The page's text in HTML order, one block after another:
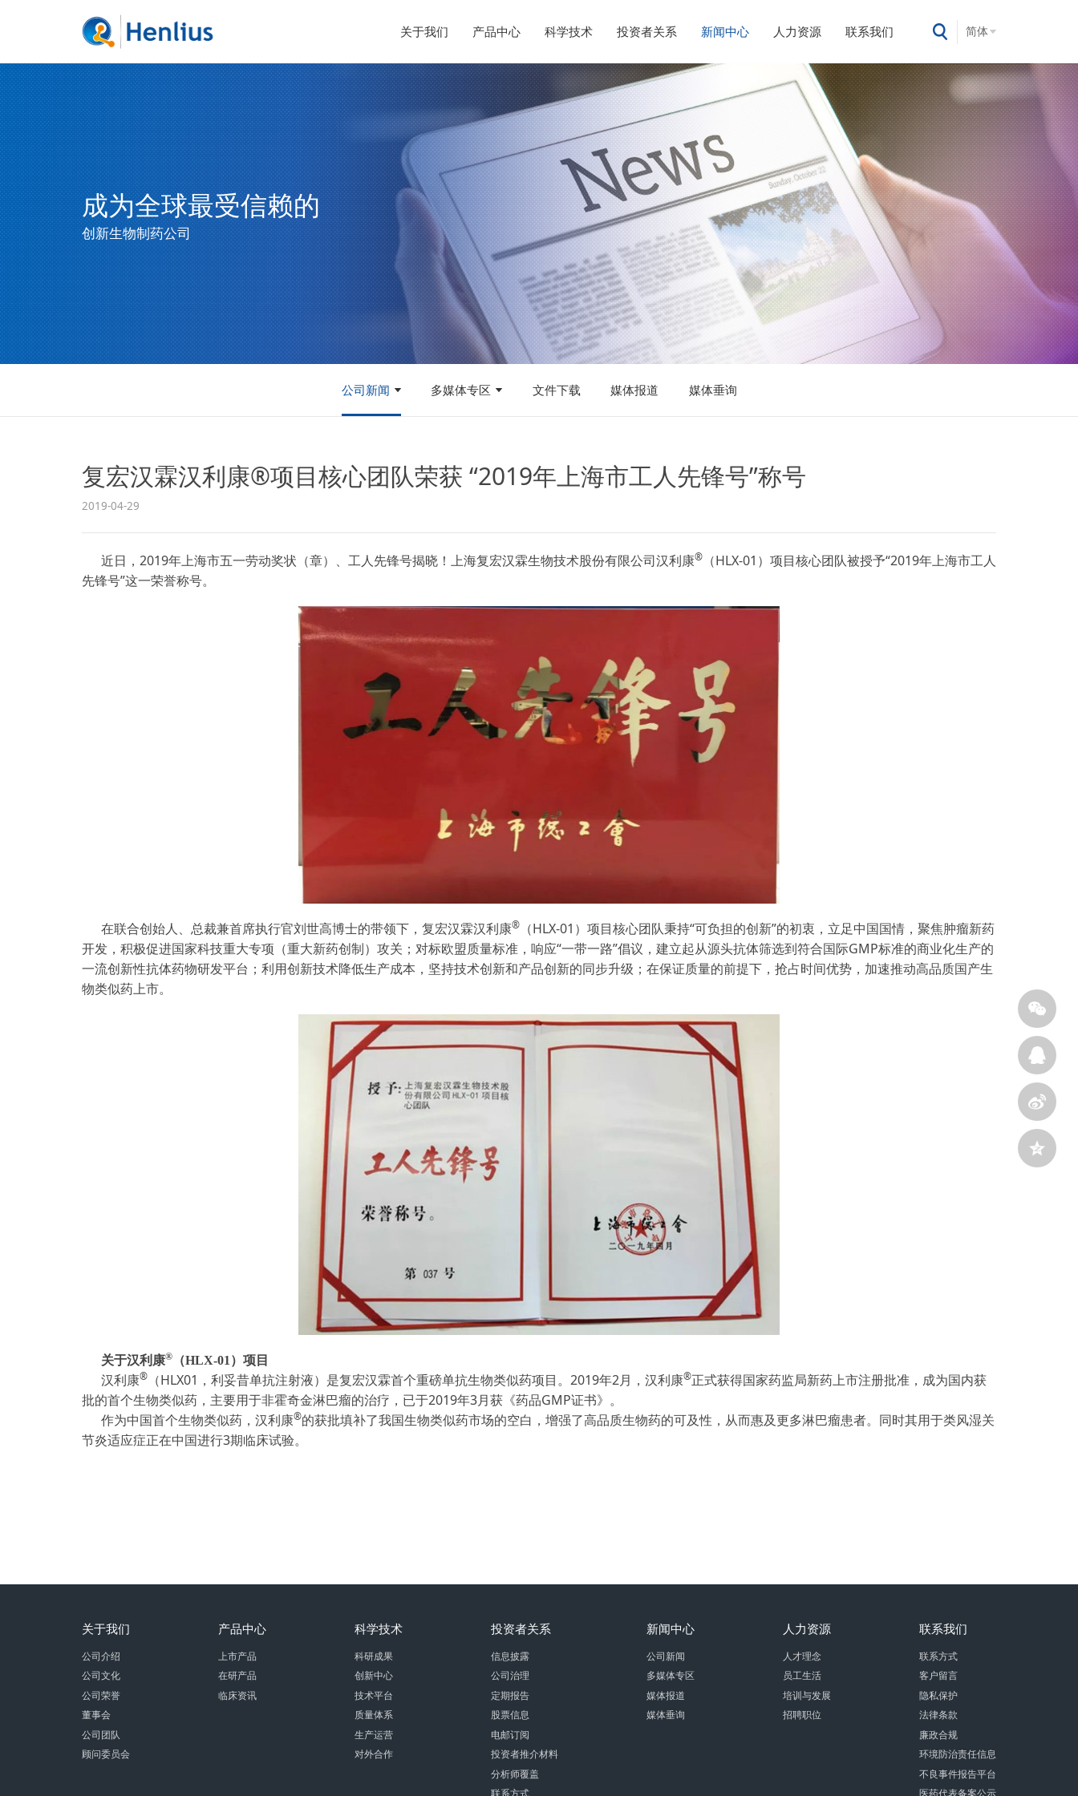
关于我们 产品中心 科学技术 投资者关系 新闻中心 人力资源 联系我们 简体
成为全球最受信赖的
创新生物制药公司
公司新闻 多媒体专区 文件下载 媒体报道 媒体垂询
复宏汉霖汉利康®项目核心团队荣获 “2019年上海市工人先锋号”称号
2019-04-29
近日，2019年上海市五一劳动奖状（章）、工人先锋号揭晓！上海复宏汉霖生物技术股份有限公司汉利康® （HLX-01）项目核心团队被授予“2019年上海市工人
先锋号”这一荣誉称号。
在联合创始人、总裁兼首席执行官刘世高博士的带领下，复宏汉霖汉利康® （HLX-01）项目核心团队秉持“可负担的创新”的初衷，立足中国国情，聚焦肿瘤新药
开发，积极促进国家科技重大专项（重大新药创制）攻关；对标欧盟质量标准，响应“一带一路”倡议，建立起从源头抗体筛选到符合国际GMP标准的商业化生产的
一流创新性抗体药物研发平台；利用创新技术降低生产成本，坚持技术创新和产品创新的同步升级；在保证质量的前提下，抢占时间优势，加速推动高品质国产生
物类似药上市。
关于汉利康® （HLX-01）项目
汉利康® （HLX01，利妥昔单抗注射液）是复宏汉霖首个重磅单抗生物类似药项目。2019年2月，汉利康®正式获得国家药监局新药上市注册批准，成为国内获
批的首个生物类似药，主要用于非霍奇金淋巴瘤的治疗，已于2019年3月获《药品GMP证书》。
作为中国首个生物类似药，汉利康®的获批填补了我国生物类似药市场的空白，增强了高品质生物药的可及性，从而惠及更多淋巴瘤患者。同时其用于类风湿关
节炎适应症正在中国进行3期临床试验。
关于我们
公司介绍
公司文化
公司荣誉
董事会
公司团队
顾问委员会
产品中心
上市产品
在研产品
临床资讯
科学技术
科研成果
创新中心
技术平台
质量体系
生产运营
对外合作
投资者关系
信息披露
公司治理
定期报告
股票信息
电邮订阅
投资者推介材料
分析师覆盖
新闻中心
公司新闻
多媒体专区
媒体报道
媒体垂询
人力资源
人才理念
员工生活
培训与发展
招聘职位
联系我们
联系方式
客户留言
隐私保护
法律条款
廉政合规
环境防治责任信息
不良事件报告平台